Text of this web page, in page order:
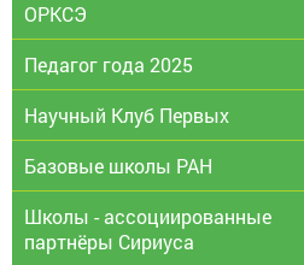
ОРКСЭ
Педагог года 2025
Научный Клуб Первых
Базовые школы РАН
Школы - ассоциированные
партнёры Сириуса